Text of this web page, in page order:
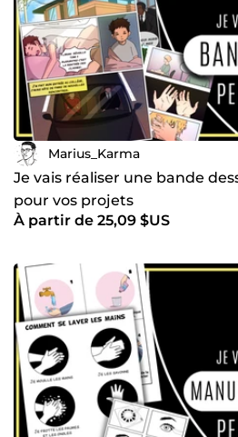
Marius_Karma
Je vais réaliser une bande
pour vos projets
À partir de 25,09 $US